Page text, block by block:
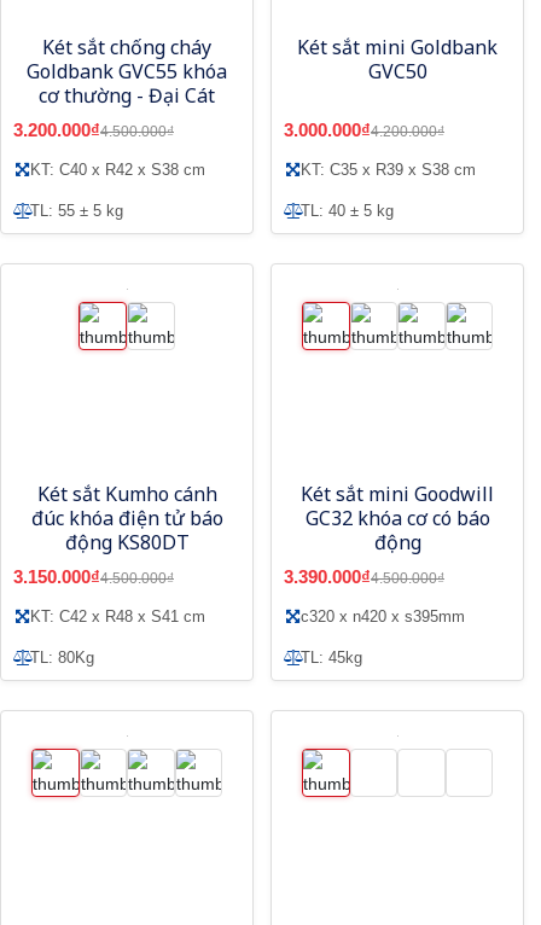
Két sắt chống cháy
Goldbank GVC55 khóa
cơ thường - Đại Cát
3.200.000₫4.500.000₫
KT: C40 x R42 x S38 cm
TL: 55 ± 5 kg
Két sắt mini Goldbank
GVC50
3.000.000₫4.200.000₫
KT: C35 x R39 x S38 cm
TL: 40 ± 5 kg
Két sắt Kumho cánh
đúc khóa điện tử báo
động KS80DT
3.150.000₫4.500.000₫
KT: C42 x R48 x S41 cm
TL: 80Kg
Két sắt mini Goodwill
GC32 khóa cơ có báo
động
3.390.000₫4.500.000₫
c320 x n420 x s395mm
TL: 45kg